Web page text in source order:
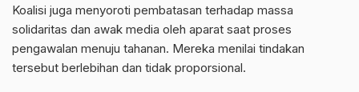
Koalisi juga menyoroti pembatasan terhadap massa
solidaritas dan awak media oleh aparat saat proses
pengawalan menuju tahanan. Mereka menilai tindakan
tersebut berlebihan dan tidak proporsional.